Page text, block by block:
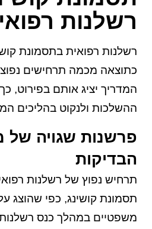
רשלנות
רשלנות רפואית בתסמונת
כתוצאה מכמה תרחישים
המדריך יציג אותם בפירוט,
ההשלכות ולנקוט בהליכים
פרשנות שגויה של
הבדיקות
תרחיש נפוץ של רשלנות
תסמונת קושינג, כפי שהוצג
משפטיים במהלך כנס